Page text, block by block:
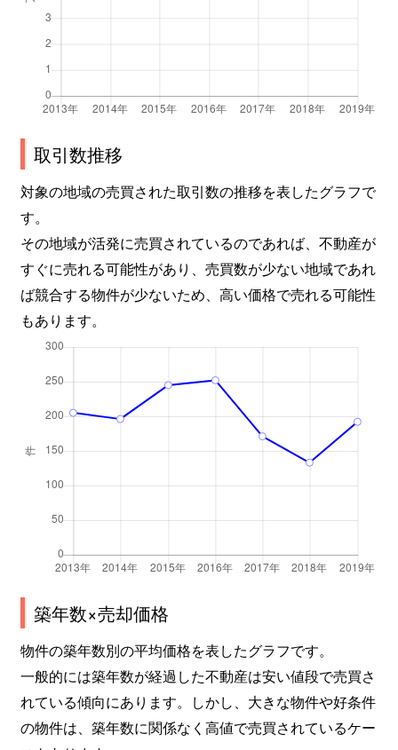
取引数推移
対象の地域の売買された取引数の推移を表したグラフで
す。
その地域が活発に売買されているのであれば、不動産が
すぐに売れる可能性があり、売買数が少ない地域であれ
ば競合する物件が少ないため、高い価格で売れる可能性
もあります。
築年数×売却価格
物件の築年数別の平均価格を表したグラフです。
一般的には築年数が経過した不動産は安い値段で売買さ
れている傾向にあります。しかし、大きな物件や好条件
の物件は、築年数に関係なく高値で売買されているケー